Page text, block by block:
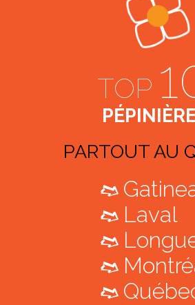
TOP
PARTOUT AU
Laval